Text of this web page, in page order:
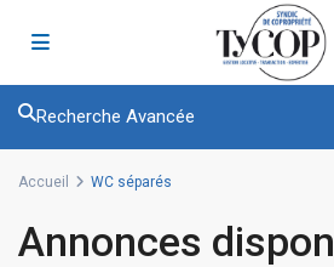
Recherche Avancée
Accueil WC séparés
Annonces